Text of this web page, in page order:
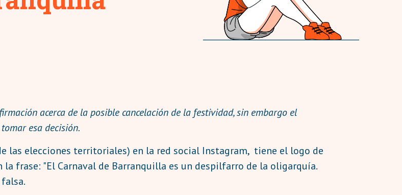
acerca de la posible cancelación de la festividad, sin embargo el
esa decisión.
las elecciones territoriales) en la red social Instagram, tiene el logo de
frase: "El Carnaval de Barranquilla es un despilfarro de la oligarquía.